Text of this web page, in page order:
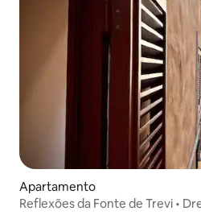
Apartamento
Reflexões da Fonte de Trevi •